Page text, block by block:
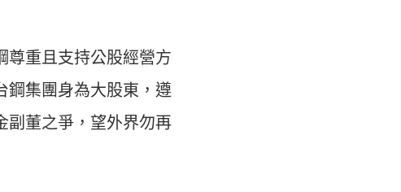
尊重且支持公股經營方
鋼集團身為大股東，遵
副董之爭，望外界勿再